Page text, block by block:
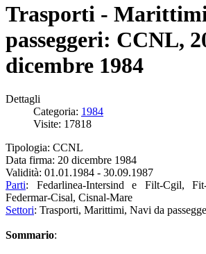
Trasporti -
passeggeri: CCNL,
dicembre 1984
Dettagli
Categoria: 1984
Visite: 17818
Tipologia: CCNL
Data firma: 20 dicembre 1984
Validità: 01.01.1984 - 30.09.1987
Parti: Fedarlinea-Intersind e Filt-Cgil,
Federmar-Cisal, Cisnal-Mare
Settori: Trasporti, Marittimi, Navi da
Sommario: